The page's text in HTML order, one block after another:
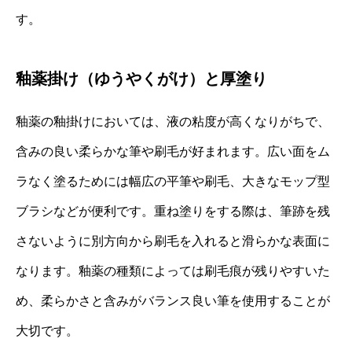
す。
釉薬掛け（ゆうやくがけ）と厚塗り
釉薬の釉掛けにおいては、液の粘度が高くなりがちで、
含みの良い柔らかな筆や刷毛が好まれます。広い面をム
ラなく塗るためには幅広の平筆や刷毛、大きなモップ型
ブラシなどが便利です。重ね塗りをする際は、筆跡を残
さないように別方向から刷毛を入れると滑らかな表面に
なります。釉薬の種類によっては刷毛痕が残りやすいた
め、柔らかさと含みがバランス良い筆を使用することが
大切です。